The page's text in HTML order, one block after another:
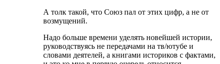
А толк такой, что Союз пал от этих цифр, а не от
возмущений.
Надо больше времени уделять новейшей истории,
руководствуясь не передачами на тв/ютубе и
словами деятелей, а книгами историков с фактами,